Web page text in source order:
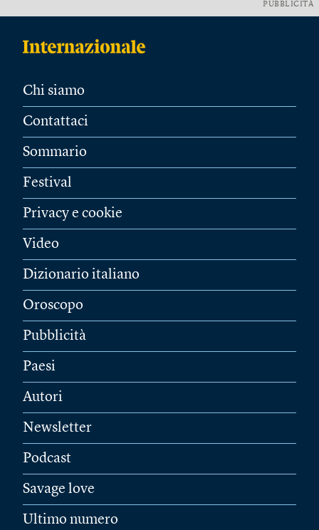
PUBBLICITÀ
Chi siamo
Contattaci
Sommario
Festival
Privacy e cookie
Video
Dizionario italiano
Oroscopo
Pubblicità
Paesi
Autori
Newsletter
Podcast
Savage love
Ultimo numero